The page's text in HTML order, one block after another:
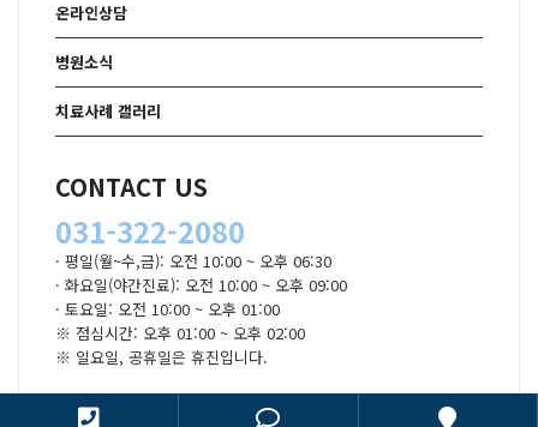
온라인상담
병원소식
치료사례 갤러리
CONTACT US
031-322-2080
· 평일(월~수,금): 오전 10:00 ~ 오후 06:30
· 화요일(야간진료): 오전 10:00 ~ 오후 09:00
· 토요일: 오전 10:00 ~ 오후 01:00
※ 점심시간: 오후 01:00 ~ 오후 02:00
※ 일요일, 공휴일은 휴진입니다.